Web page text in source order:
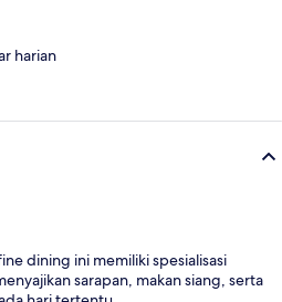
harian
dining ini memiliki spesialisasi
sarapan, makan siang, serta